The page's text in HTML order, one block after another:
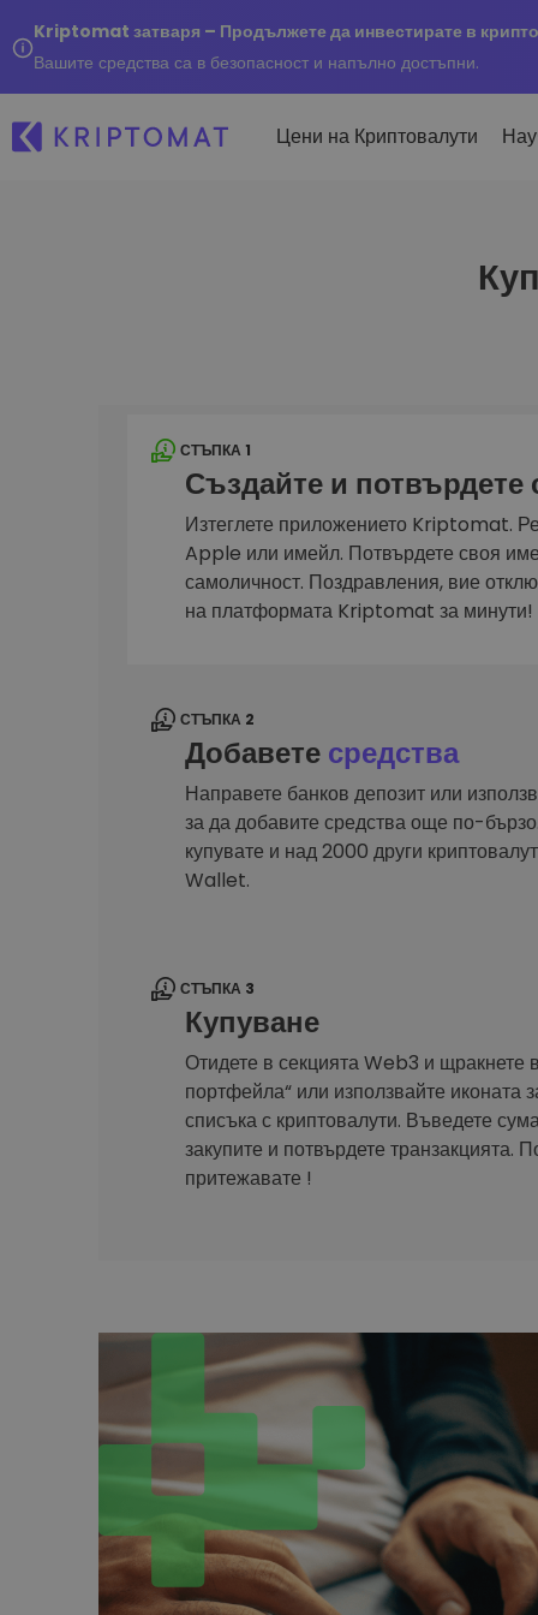
Kriptomat затваря – Продължете да инвестирате в
Вашите средства са в безопасност и напълно достъпни.
Цени на Криптовалути
Купуване и
в криптовалути
Kriptomat Портфейл
Сигурен и опростен
криптовалута
Инвестиционен
Намери своята крипто
СТЪПКА 1
Създайте и потвърдете
Изтеглете приложението Kriptomat.
Apple или имейл. Потвърдете своя
самоличност. Поздравления, вие
на платформата Kriptomat за минути!
СТЪПКА 2
Добавете средства
Направете банков депозит или
за да добавите средства още по-
купувате и над 2000 други
Wallet.
СТЪПКА 3
Купуване
Отидете в секцията Web3 и щракнете
портфейла“ или използвайте иконата
списъка с криптовалути. Въведете
закупите и потвърдете транзакцията.
притежавате !